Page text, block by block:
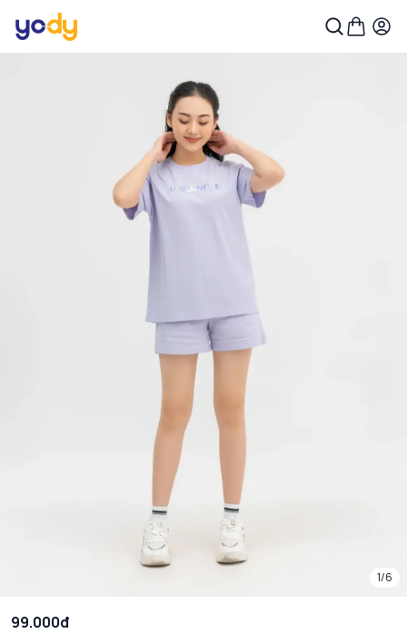
1/6
99.000đ